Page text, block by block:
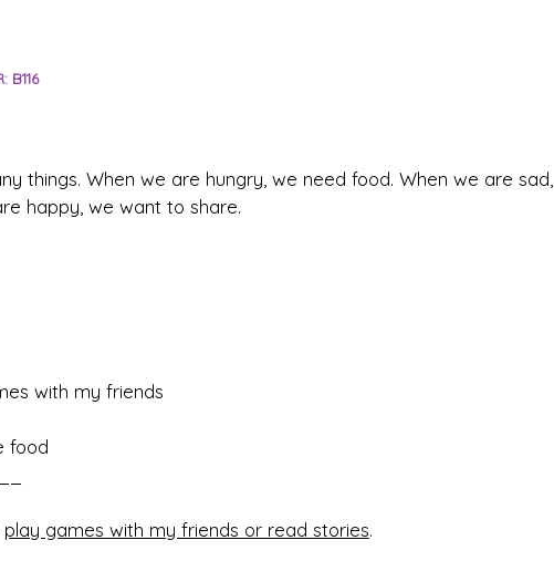
B116
things. When we are hungry, we need food. When we are sad,
happy, we want to share.
with my friends
play games with my friends or read stories.